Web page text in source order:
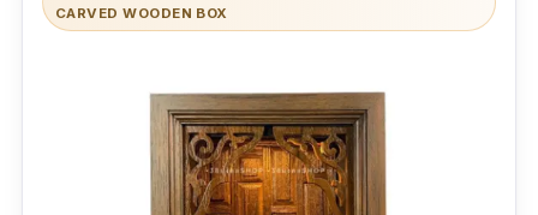
CARVED WOODEN BOX